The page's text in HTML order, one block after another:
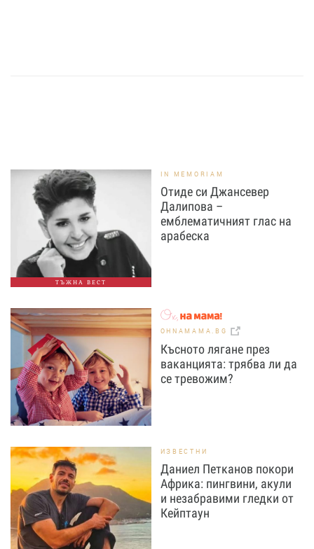
ТЪЖНА ВЕСТ
IN MEMORIAM
Отиде си Джансевер
Далипова –
емблематичният глас на
арабеска
OHNAMAMA.BG
Късното лягане през
ваканцията: трябва ли да
се тревожим?
ИЗВЕСТНИ
Даниел Петканов покори
Африка: пингвини, акули
и незабравими гледки от
Кейптаун